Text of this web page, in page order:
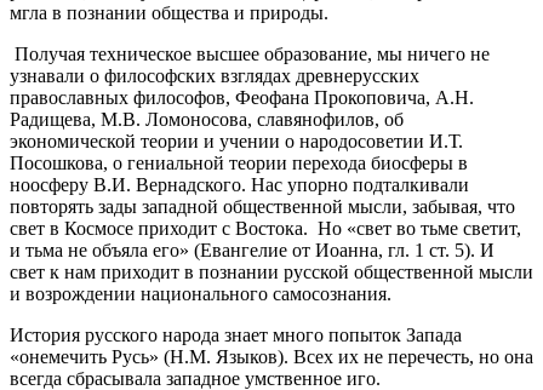
мгла в познании общества и природы.
Получая техническое высшее образование, мы ничего не
узнавали о философских взглядах древнерусских
православных философов, Феофана Прокоповича, А.Н.
Радищева, М.В. Ломоносова, славянофилов, об
экономической теории и учении о народосоветии И.Т.
Посошкова, о гениальной теории перехода биосферы в
ноосферу В.И. Вернадского. Нас упорно подталкивали
повторять зады западной общественной мысли, забывая, что
свет в Космосе приходит с Востока. Но «свет во тьме светит,
и тьма не объяла его» (Евангелие от Иоанна, гл. 1 ст. 5). И
свет к нам приходит в познании русской общественной мысли
и возрождении национального самосознания.
История русского народа знает много попыток Запада
«онемечить Русь» (Н.М. Языков). Всех их не перечесть, но она
всегда сбрасывала западное умственное иго.